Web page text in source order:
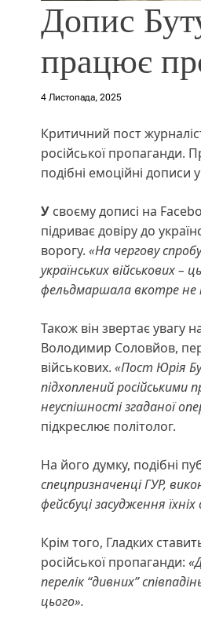
Допис
працює
4 Листопада, 2025
Критичний пост
російської пропаганди.
подібні емоційні дописи
У своєму дописі на
підриває довіру до
ворогу. «На чергову
українських військових –
фельдмаршала вкотре не
Також він звертає увагу
Володимир Соловйов,
військових. «Пост Юрія
підхоплений
неуспішності згаданої
підкреслює політолог.
На його думку, подібні
спецпризначенці ГУР,
фейсбуці засудження
Крім того, Гладких
російської пропаганди:
перелік “дивних”
цього».